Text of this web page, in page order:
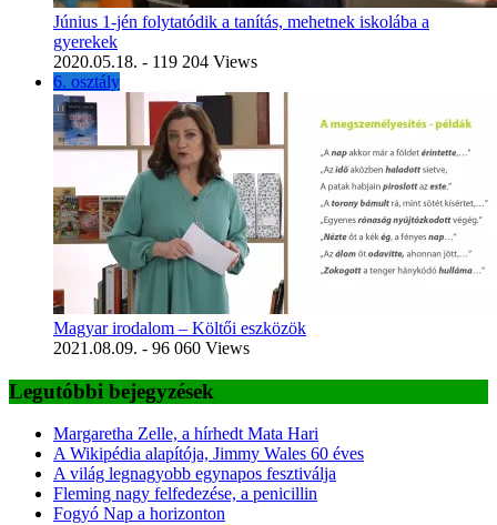
Június 1-jén folytatódik a tanítás, mehetnek iskolába a
gyerekek
2020.05.18. - 119 204 Views
6. osztály
Magyar irodalom – Költői eszközök
2021.08.09. - 96 060 Views
Legutóbbi bejegyzések
Margaretha Zelle, a hírhedt Mata Hari
A Wikipédia alapítója, Jimmy Wales 60 éves
A világ legnagyobb egynapos fesztiválja
Fleming nagy felfedezése, a penicillin
Fogyó Nap a horizonton